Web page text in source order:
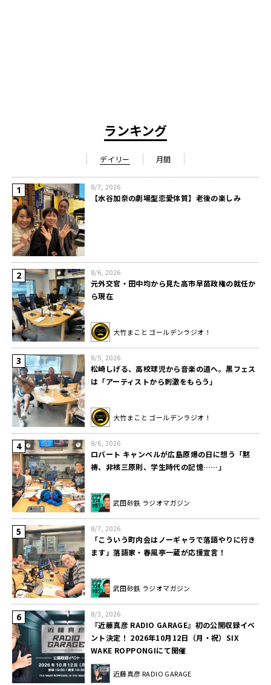
ランキング
デイリー 月間
8/7, 2026
【水谷加奈の劇場型恋愛体質】老後の楽しみ
8/6, 2026
元外交官・田中均から見た高市早苗政権の就任か
ら現在
大竹まこと ゴールデンラジオ！
8/5, 2026
松崎しげる、高校球児から音楽の道へ。黒フェス
は「アーティストから刺激をもらう」
大竹まこと ゴールデンラジオ！
8/6, 2026
ロバート キャンベルが広島原爆の日に想う「黙
祷、非核三原則、学生時代の記憶……」
武田砂鉄 ラジオマガジン
8/7, 2026
「こういう町内会はノーギャラで落語やりに行き
ます」落語家・春風亭一蔵が応援宣言！
武田砂鉄 ラジオマガジン
8/3, 2026
『近藤真彦 RADIO GARAGE』初の公開収録イベ
ント決定！ 2026年10月12日（月・祝）SIX
WAKE ROPPONGIにて開催
近藤真彦 RADIO GARAGE